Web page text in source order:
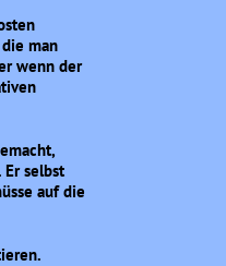
man
wenn der
selbst
auf die